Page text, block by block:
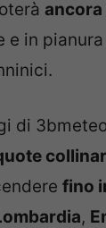
ancora
e in
di
fino
,